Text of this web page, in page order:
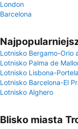
London
Barcelona
Lotnisko Bergamo-Orio
Lotnisko Palma de
Lotnisko Lisbona-Portela
Lotnisko Barcelona-El
Lotnisko Alghero
Blisko miasta